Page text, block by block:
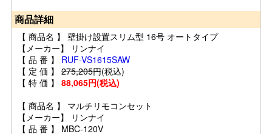
商品詳細
【 商品名 】 壁掛け設置スリム型 16号 オートタイプ
【メーカー】 リンナイ
【 品 番 】 RUF-VS1615SAW
【 定 価 】 275,205円(税込)
【 特 価 】 88,065円(税込)
【 商品名 】 マルチリモコンセット
【メーカー】 リンナイ
【 品 番 】 MBC-120V